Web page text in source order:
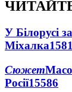
У Білорусі
Міхалка
Сюжет
Росії15586